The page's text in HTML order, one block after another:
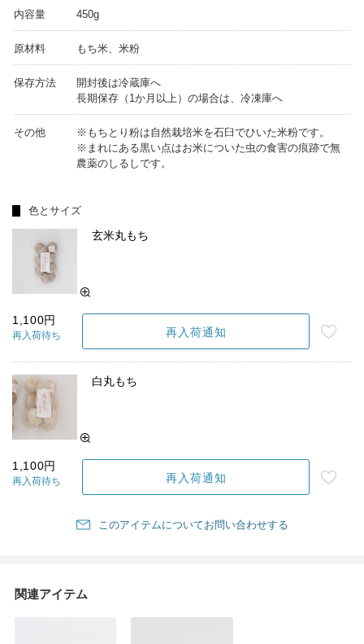
内容量 450g
原材料 もち米、米粉
保存方法
開封後は冷蔵庫へ
長期保存（1か月以上）の場合は、冷凍庫へ
その他
※もちとり粉は自然栽培米を石臼でひいた米粉です。
※まれにある黒い点はお米についた虫の食害の痕跡で無
農薬のしるしです。
色とサイズ
玄米丸もち
1,100円
再入荷待ち 再入荷通知
白丸もち
1,100円
再入荷待ち 再入荷通知
このアイテムについてお問い合わせする
関連アイテム